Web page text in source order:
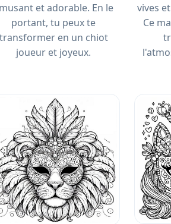
et adorable. En le
portant, tu peux te
transformer en un chiot
joueur et joyeux.
vives
Ce